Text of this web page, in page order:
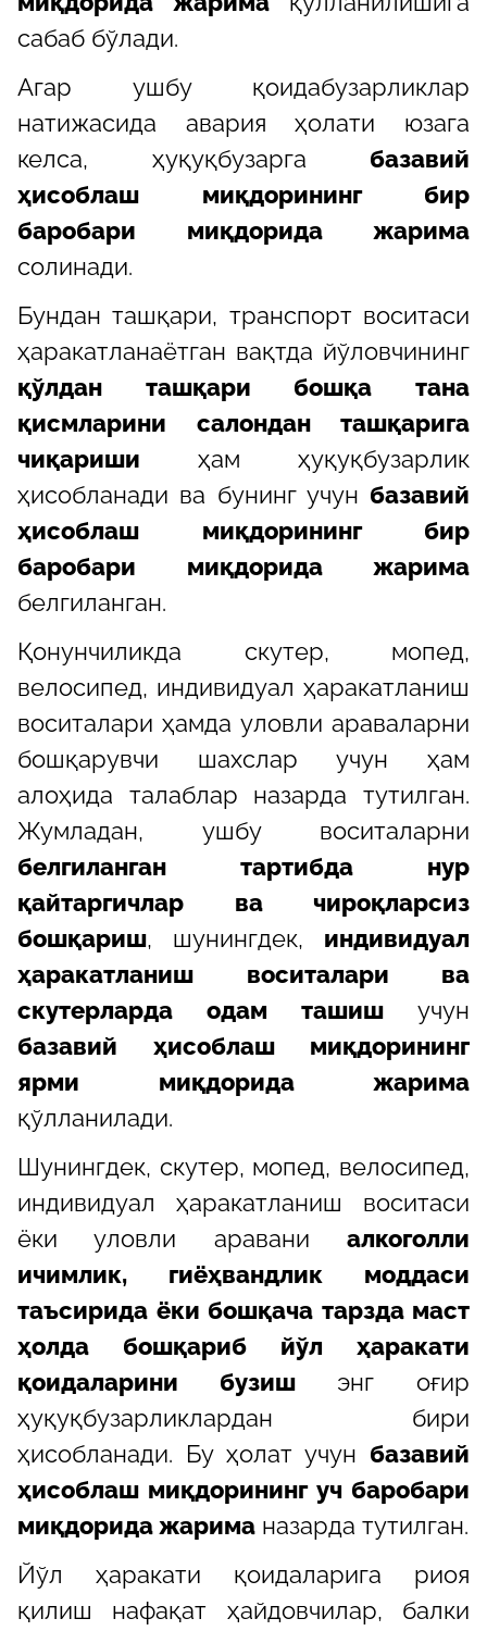
сабаб бўлади.
Агар ушбу қоидабузарликлар
натижасида авария ҳолати юзага
келса, ҳуқуқбузарга базавий
ҳисоблаш миқдорининг бир
баробари миқдорида жарима
солинади.
Бундан ташқари, транспорт воситаси
ҳаракатланаётган вақтда йўловчининг
қўлдан ташқари бошқа тана
қисмларини салондан ташқарига
чиқариши ҳам ҳуқуқбузарлик
ҳисобланади ва бунинг учун базавий
ҳисоблаш миқдорининг бир
баробари миқдорида жарима
белгиланган.
Қонунчиликда скутер, мопед,
велосипед, индивидуал ҳаракатланиш
воситалари ҳамда уловли араваларни
бошқарувчи шахслар учун ҳам
алоҳида талаблар назарда тутилган.
Жумладан, ушбу воситаларни
белгиланган тартибда нур
қайтаргичлар ва чироқларсиз
бошқариш, шунингдек, индивидуал
ҳаракатланиш воситалари ва
скутерларда одам ташиш учун
базавий ҳисоблаш миқдорининг
ярми миқдорида жарима
қўлланилади.
Шунингдек, скутер, мопед, велосипед,
индивидуал ҳаракатланиш воситаси
ёки уловли аравани алкоголли
ичимлик, гиёҳвандлик моддаси
таъсирида ёки бошқача тарзда маст
ҳолда бошқариб йўл ҳаракати
қоидаларини бузишэнг оғир
ҳуқуқбузарликлардан бири
ҳисобланади. Бу ҳолат учун базавий
ҳисоблаш миқдорининг уч баробари
миқдорида жарима назарда тутилган.
Йўл ҳаракати қоидаларига риоя
қилиш нафақат ҳайдовчилар, балки